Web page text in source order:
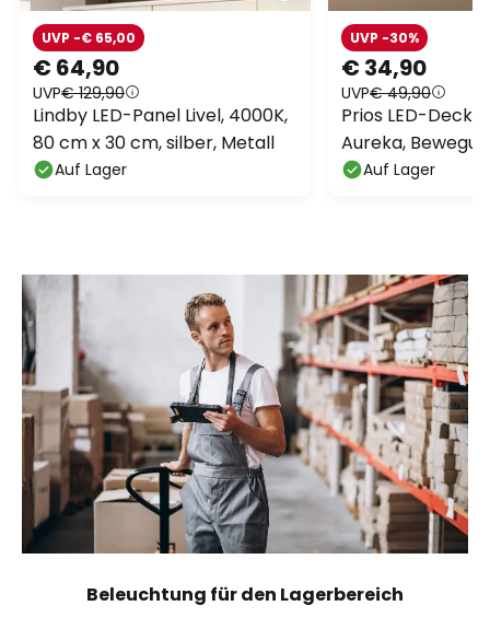
€ 64,90
UVP€ 129,90
UVP -€ 65,00
Lindby LED-Panel Livel, 4000K,
80 cm x 30 cm, silber, Metall
Auf Lager
€ 34,90
UVP€ 49,90
UVP -30%
Prios LED-
Aureka,
33 cm, weiß
Auf Lager
Beleuchtung für den Lagerbereich